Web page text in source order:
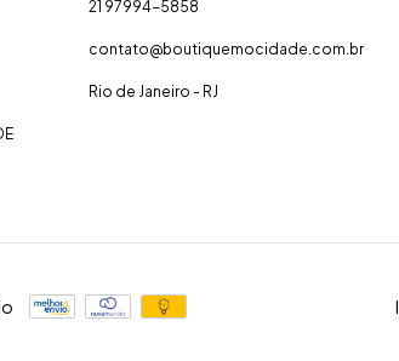
21 97994-5858
contato@boutiquemocidade.com.br
Rio de Janeiro - RJ